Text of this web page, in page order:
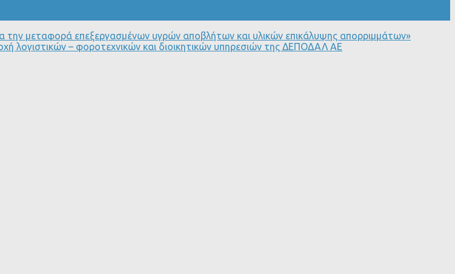
την μεταφορά επεξεργασμένων υγρών αποβλήτων και υλικών επικάλυψης απορριμμάτων»
λογιστικών – φοροτεχνικών και διοικητικών υπηρεσιών της ΔΕΠΟΔΑΛ ΑΕ